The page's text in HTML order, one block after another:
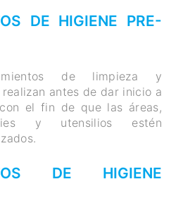
DE HIGIENE PRE-
de limpieza y
antes de dar inicio a
el fin de que las áreas,
y utensilios estén
DE HIGIENE